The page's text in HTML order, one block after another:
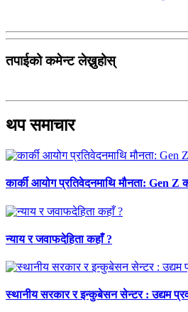
तपाईको कमेन्ट लेख्नुहोस्
थप समाचार
कार्की आयोग प्रतिवेदनमाथि मौनता: Gen Z
न्याय र जवाफदेहिता कहाँ ?
स्थानीय सरकार र इन्कुबेसन सेन्टर : उद्यम